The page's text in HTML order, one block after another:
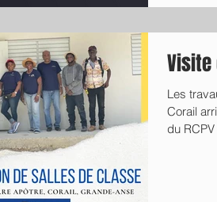
Visite
Les
Corail
du